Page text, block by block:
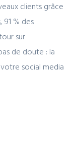
clients grâce
91 % des
sur
de doute : la
social media